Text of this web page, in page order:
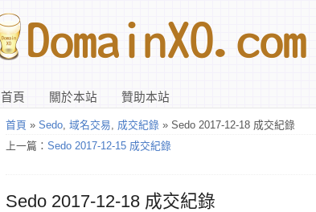
首頁 關於本站 贊助本站
首頁 » Sedo, 域名交易, 成交紀錄 » Sedo 2017-12-18 成交紀錄
上一篇： Sedo 2017-12-15 成交紀錄
Sedo 2017-12-18 成交紀錄